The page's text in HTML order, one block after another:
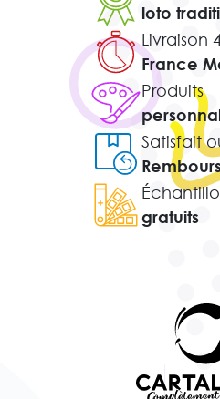
loto
Livraison
France
Produits
Satisfait
gratuits